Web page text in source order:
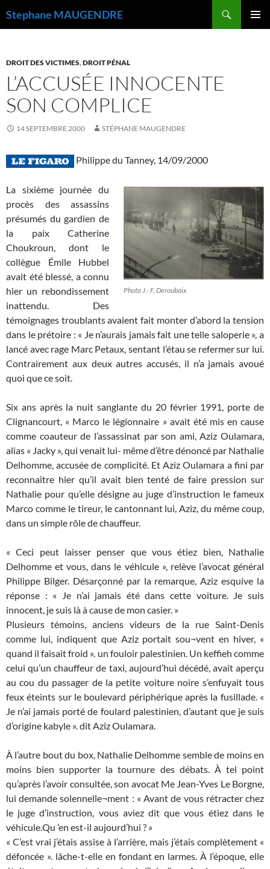
Stephane MAUGENDRE
DROIT DES VICTIMES,DROIT PÉNAL
L’ACCUSÉE INNOCENTE
SON COMPLICE
14 SEPTEMBRE 2000 STÉPHANE MAUGENDRE
Philippe du Tanney, 14/09/2000
Photo J.- F. Deroubaix
La sixième journée du
procès des assassins
présumés du gardien de
la paix Catherine
Choukroun, dont le
collègue Émile Hubbel
avait été blessé, a connu
hier un rebondissement
inattendu. Des
témoignages troublants avaient fait monter d’abord la tension
dans le prétoire : « Je n’aurais jamais fait une telle saloperie », a
lancé avec rage Marc Petaux, sentant l’étau se refermer sur lui.
Contrairement aux deux autres accusés, il n’a jamais avoué
quoi que ce soit.
Six ans après la nuit sanglante du 20 février 1991, porte de
Clignancourt, « Marco le légionnaire » avait été mis en cause
comme coauteur de l’assassinat par son ami, Aziz Oulamara,
alias « Jacky », qui venait lui- même d’être dénoncé par Nathalie
Delhomme, accusée de complicité. Et Aziz Oulamara a fini par
reconnaître hier qu’il avait bien tenté de faire pression sur
Nathalie pour qu’elle désigne au juge d’instruction le fameux
Marco comme le tireur, le cantonnant lui, Aziz, du même coup,
dans un simple rôle de chauffeur.
« Ceci peut laisser penser que vous étiez bien, Nathalie
Delhomme et vous, dans le véhicule », relève l’avocat général
Philippe Bilger. Désarçonné par la remarque, Aziz esquive la
réponse : « Je n’ai jamais été dans cette voiture. Je suis
innocent, je suis là à cause de mon casier. »
Plusieurs témoins, anciens videurs de la rue Saint-Denis
comme lui, indiquent que Aziz portait sou¬vent en hiver, «
quand il faisait froid ». un fouloir palestinien. Un keffieh comme
celui qu’un chauffeur de taxi, aujourd’hui décédé, avait aperçu
au cou du passager de la petite voiture noire s’enfuyait tous
feux éteints sur le boulevard périphérique après la fusillade. «
Je n’ai jamais porté de foulard palestinien, d’autant que je suis
d’origine kabyle ». dit Aziz Oulamara.
À l’autre bout du box, Nathalie Delhomme semble de moins en
moins bien supporter la tournure des débats. À tel point
qu’après l’avoir consultée, son avocat Me Jean-Yves Le Borgne,
lui demande solennelle¬ment : « Avant de vous rétracter chez
le juge d’instruction, vous aviez dit que vous étiez dans le
véhicule.Qu ’en est-il aujourd’hui ? »
« C’est vrai j’étais assise à l’arrière, mais j’étais complètement «
défoncée ». lâche-t-elle en fondant en larmes. À l’époque, elle